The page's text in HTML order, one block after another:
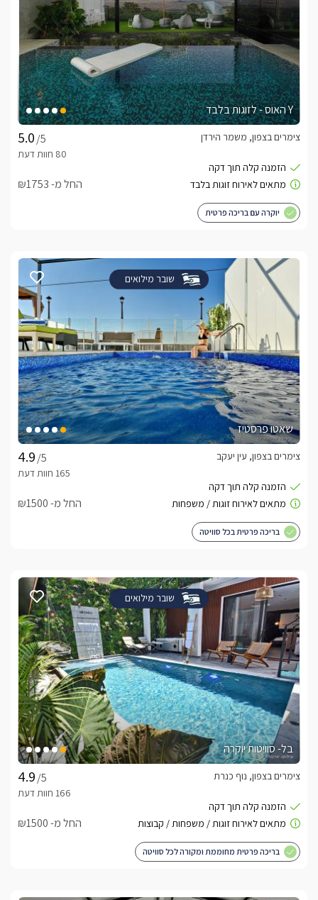
Y האוס - לזוגות בלבד
/5
צימרים בצפון, משמר הירדן
החל מ- ₪1753
יוקרה עם בריכה פרטית
שובר מילואים
שאטו פרסטיז
/5
צימרים בצפון, עין יעקב
החל מ- ₪1500
בריכה פרטית בכל סוויטה
שובר מילואים
בל- סוויטות יוקרה
/5
צימרים בצפון, נוף כנרת
החל מ- ₪1500
בריכה פרטית מחוממת ומקורה לכל סוויטה